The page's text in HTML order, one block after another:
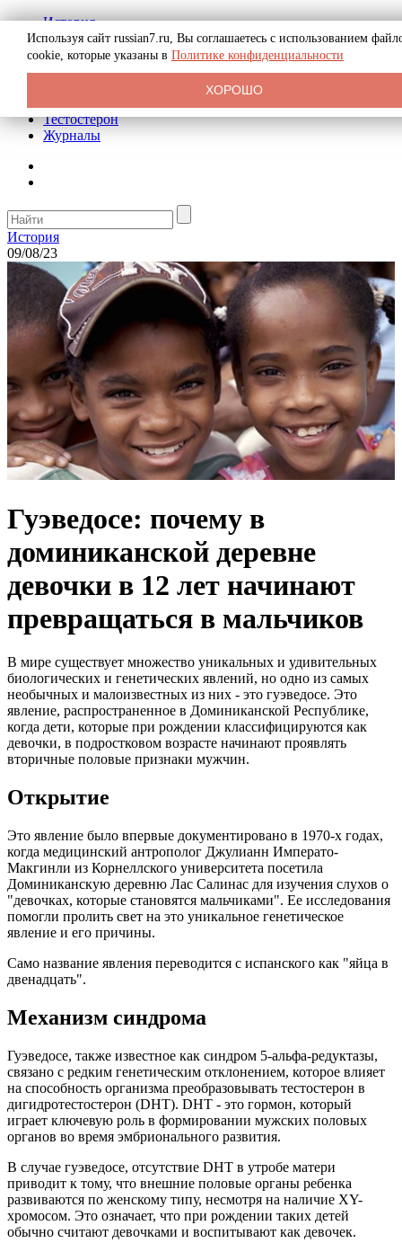
История
Биография
Криминал
Реклама на сайте
Тестостерон
Журналы
История
09/08/23
Гуэведосе: почему в
доминиканской деревне
девочки в 12 лет начинают
превращаться в мальчиков
В мире существует множество уникальных и удивительных
биологических и генетических явлений, но одно из самых
необычных и малоизвестных из них - это гуэведосе. Это
явление, распространенное в Доминиканской Республике,
когда дети, которые при рождении классифицируются как
девочки, в подростковом возрасте начинают проявлять
вторичные половые признаки мужчин.
Открытие
Это явление было впервые документировано в 1970-х годах,
когда медицинский антрополог Джулианн Императо-
Макгинли из Корнеллского университета посетила
Доминиканскую деревню Лас Салинас для изучения слухов о
"девочках, которые становятся мальчиками". Ее исследования
помогли пролить свет на это уникальное генетическое
явление и его причины.
Само название явления переводится с испанского как "яйца в
двенадцать".
Механизм синдрома
Гуэведосе, также известное как синдром 5-альфа-редуктазы,
связано с редким генетическим отклонением, которое влияет
на способность организма преобразовывать тестостерон в
дигидротестостерон (DHT). DHT - это гормон, который
играет ключевую роль в формировании мужских половых
органов во время эмбрионального развития.
В случае гуэведосе, отсутствие DHT в утробе матери
приводит к тому, что внешние половые органы ребенка
развиваются по женскому типу, несмотря на наличие XY-
хромосом. Это означает, что при рождении таких детей
обычно считают девочками и воспитывают как девочек.
Используя сайт russian7.ru, Вы соглашаетесь с использованием
cookie, которые указаны в Политике конфиденциальности
ХОРОШО